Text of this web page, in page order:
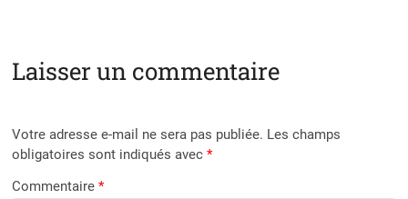
Laisser un commentaire
Votre adresse e-mail ne sera pas publiée. Les champs
obligatoires sont indiqués avec*
Commentaire*